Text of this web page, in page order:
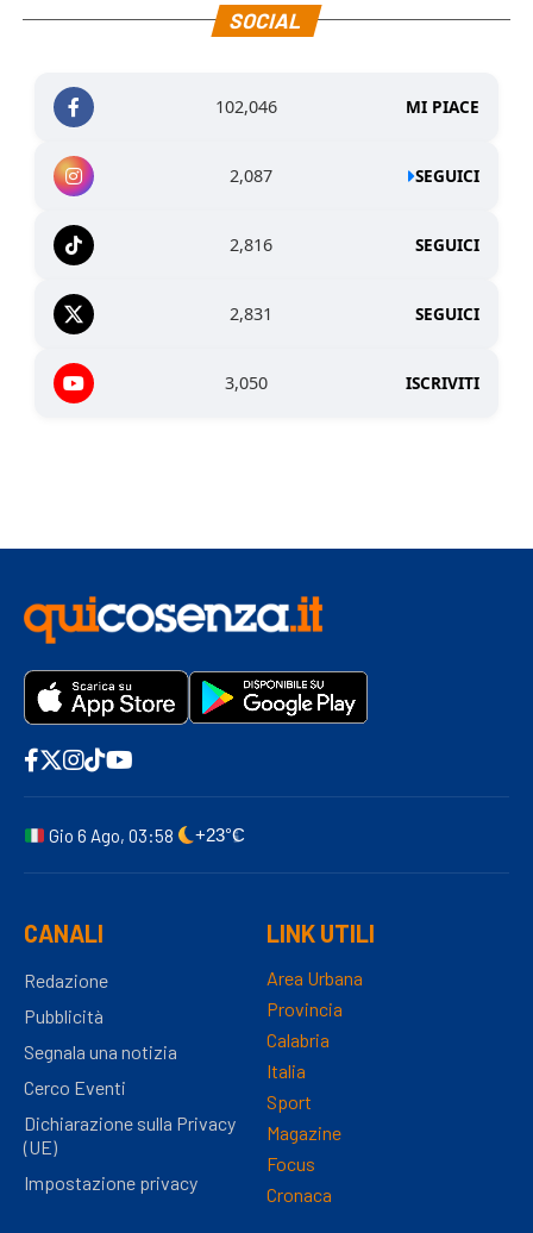
SOCIAL
102,046 MI PIACE
2,087 SEGUICI
2,816 SEGUICI
2,831 SEGUICI
3,050 ISCRIVITI
Gio 6 Ago, 03:58 +23°C
CANALI
Redazione
Pubblicità
Segnala una notizia
Cerco Eventi
Dichiarazione sulla Privacy
(UE)
Impostazione privacy
LINK UTILI
Area Urbana
Provincia
Calabria
Italia
Sport
Magazine
Focus
Cronaca